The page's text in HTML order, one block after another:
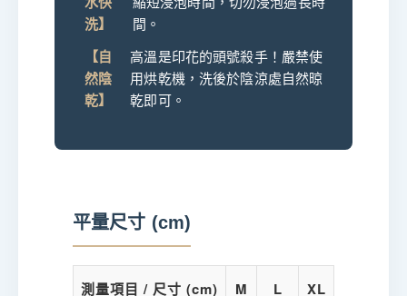
洗】
間。
【自
然陰
乾】
高溫是印花的頭號殺手！嚴禁使
用烘乾機，洗後於陰涼處自然晾
乾即可。
平量尺寸 (cm)
測量項目 / 尺寸 (cm) M L XL